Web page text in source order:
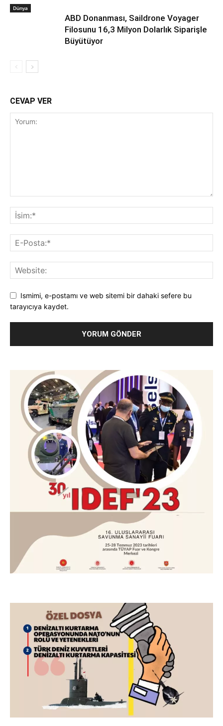
Dünya
ABD Donanması, Saildrone Voyager
Filosunu 16,3 Milyon Dolarlık Siparişle
Büyütüyor
CEVAP VER
Ismimi, e-postamı ve web sitemi bir dahaki sefere bu
tarayıcıya kaydet.